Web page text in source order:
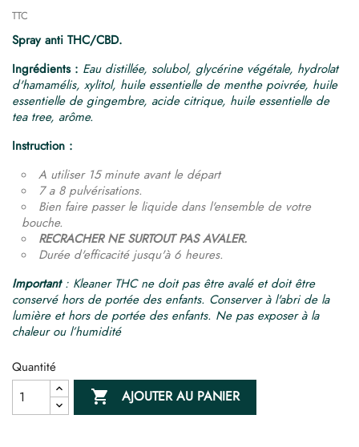
TTC
Spray anti THC/CBD.
Ingrédients : Eau distillée, solubol, glycérine végétale, hydrolat
d'hamamélis, xylitol, huile essentielle de menthe poivrée, huile
essentielle de gingembre, acide citrique, huile essentielle de
tea tree, arôme.
Instruction :
A utiliser 15 minute avant le départ
7 a 8 pulvérisations.
Bien faire passer le liquide dans l'ensemble de votre
bouche.
RECRACHER NE SURTOUT PAS AVALER.
Durée d'efficacité jusqu'à 6 heures.
Important: Kleaner THC ne doit pas être avalé et doit être
conservé hors de portée des enfants. Conserver à l'abri de la
lumière et hors de portée des enfants. Ne pas exposer à la
chaleur ou l’humidité
Quantité
 AJOUTER AU PANIER